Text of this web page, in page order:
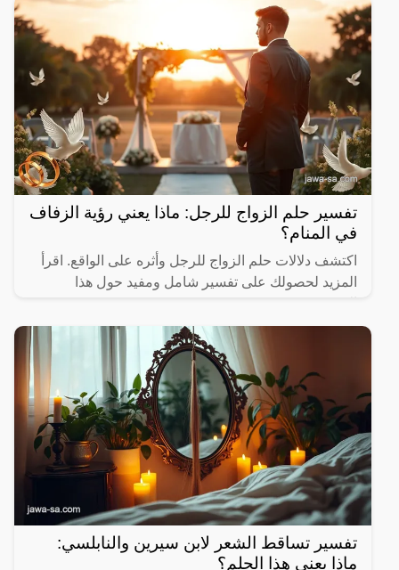
تفسير حلم الزواج للرجل: ماذا يعني رؤية الزفاف
في المنام؟
اكتشف دلالات حلم الزواج للرجل وأثره على الواقع. اقرأ
المزيد لحصولك على تفسير شامل ومفيد حول هذا
تفسير تساقط الشعر لابن سيرين والنابلسي:
ماذا يعني هذا الحلم؟